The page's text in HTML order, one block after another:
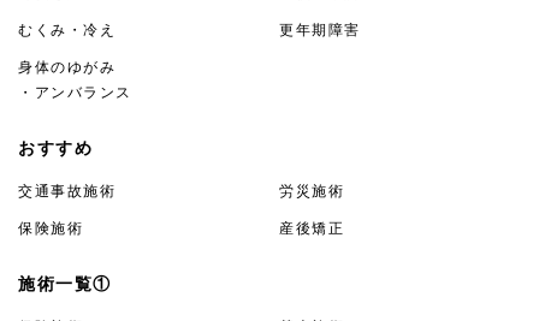
むくみ・冷え 更年期障害
身体のゆがみ
・アンバランス
おすすめ
交通事故施術 労災施術
保険施術 産後矯正
施術一覧①